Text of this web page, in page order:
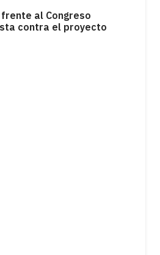
estuvo marcada por
a la ley de tierras,
expresó el